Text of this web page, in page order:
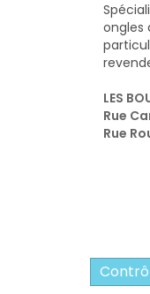
ongles
LES
Rue
Rue